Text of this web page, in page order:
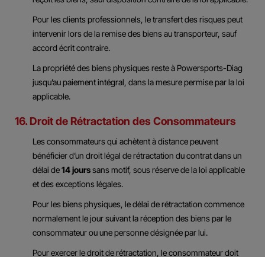
Pour les clients professionnels, le transfert des risques peut
intervenir lors de la remise des biens au transporteur, sauf
accord écrit contraire.
La propriété des biens physiques reste à Powersports-Diag
jusqu’au paiement intégral, dans la mesure permise par la loi
applicable.
16. Droit de Rétractation des Consommateurs
Les consommateurs qui achètent à distance peuvent
bénéficier d’un droit légal de rétractation du contrat dans un
délai de14 jourssans motif, sous réserve de la loi applicable
et des exceptions légales.
Pour les biens physiques, le délai de rétractation commence
normalement le jour suivant la réception des biens par le
consommateur ou une personne désignée par lui.
Pour exercer le droit de rétractation, le consommateur doit